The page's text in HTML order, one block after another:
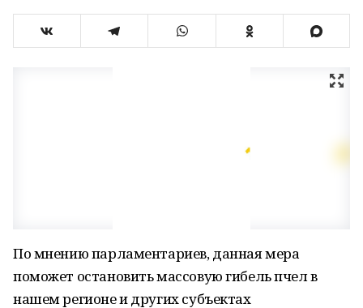
По мнению парламентариев, данная мера
поможет остановить массовую гибель пчел в
нашем регионе и других субъектах